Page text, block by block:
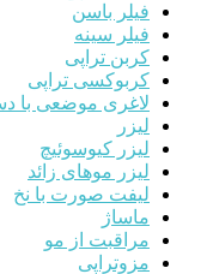
فیلر باسن
فیلر سینه
کربن تراپی
کربوکسی تراپی
لاغری موضعی با
لیزر
لیزر کیوسوئیچ
لیزر موهای زائد
لیفت صورت با نخ
ماساژ
مراقبت از مو
مزوتراپی